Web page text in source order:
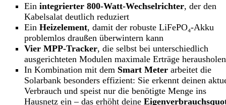
Ein integrierter 800‑Watt-Wechselrichter, der den
Kabelsalat deutlich reduziert
Ein Heizelement, damit der robuste LiFePO₄‑Akku
problemlos draußen überwintern kann
Vier MPP‑Tracker, die selbst bei unterschiedlich
ausgerichteten Modulen maximale Erträge herausholen
In Kombination mit dem Smart Meter arbeitet die
Solarbank besonders effizient: Sie erkennt deinen
Verbrauch und speist nur die benötigte Menge ins
Hausnetz ein – das erhöht deine